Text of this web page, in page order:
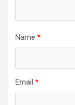
Name *
Email *